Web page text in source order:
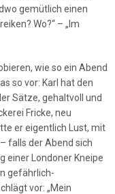
gemütlich einen
Wo?“ – „Im
wie so ein Abend
so vor: Karl hat den
Sätze, gehaltvoll und
Fricke, neu
er eigentlich Lust, mit
falls der Abend sich
einer Londoner Kneipe
gefährlich-
vor: „Mein